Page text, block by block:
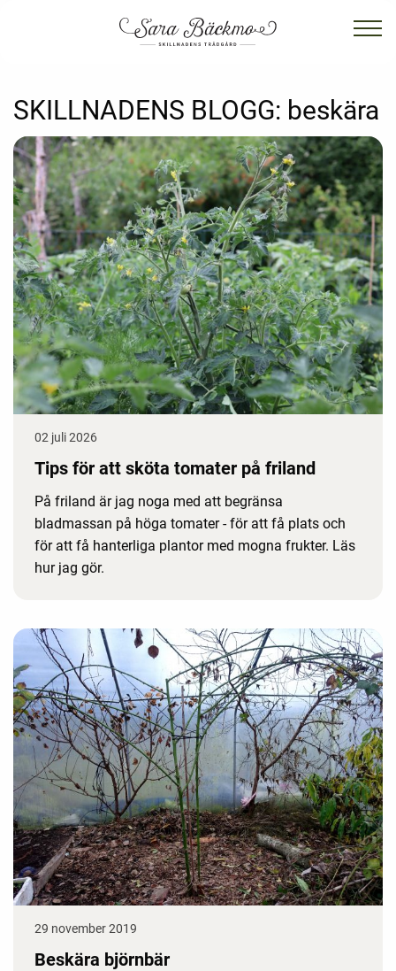
SKILLNADENS BLOGG: beskära
02 juli 2026
Tips för att sköta tomater på friland
På friland är jag noga med att begränsa
bladmassan på höga tomater - för att få plats och
för att få hanterliga plantor med mogna frukter. Läs
hur jag gör.
29 november 2019
Beskära björnbär